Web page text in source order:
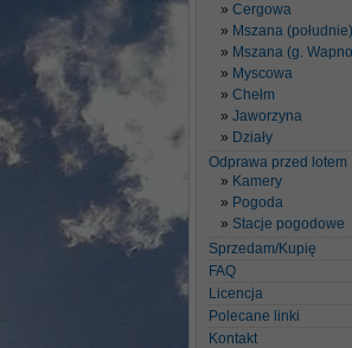
Cergowa
Mszana (południe)
Mszana (g.
Myscowa
Chełm
Jaworzyna
Działy
Odprawa przed lotem
Kamery
Pogoda
Stacje pogodowe
Sprzedam/Kupię
FAQ
Licencja
Polecane linki
Kontakt